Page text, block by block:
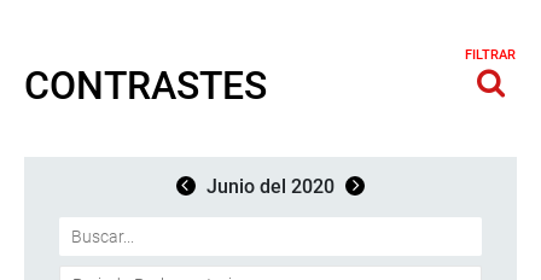
CONTRASTES
FILTRAR
Junio del 2020